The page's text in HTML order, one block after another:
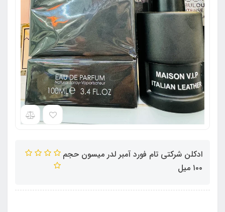
ادکلن شرکتی تام فورد آمبر لدر میسون حجم
١٠٠ میل